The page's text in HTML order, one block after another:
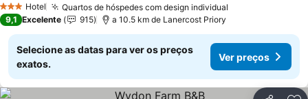
3 EstrelasHotel Quartos de hóspedes com design individual
9,1 Excelente 915 a 10.5 km de Lanercost Priory
Selecione as datas para ver os preços
exatos.
Ver preços